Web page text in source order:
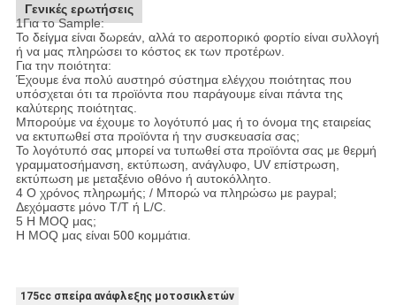
Γενικές ερωτήσεις
1Για το Sample:
Το δείγμα είναι δωρεάν, αλλά το αεροπορικό φορτίο είναι συλλογή
ή να μας πληρώσει το κόστος εκ των προτέρων.
Για την ποιότητα:
Έχουμε ένα πολύ αυστηρό σύστημα ελέγχου ποιότητας που
υπόσχεται ότι τα προϊόντα που παράγουμε είναι πάντα της
καλύτερης ποιότητας.
Μπορούμε να έχουμε το λογότυπό μας ή το όνομα της εταιρείας
να εκτυπωθεί στα προϊόντα ή την συσκευασία σας;
Το λογότυπό σας μπορεί να τυπωθεί στα προϊόντα σας με θερμή
γραμματοσήμανση, εκτύπωση, ανάγλυφο, UV επίστρωση,
εκτύπωση με μεταξένιο οθόνο ή αυτοκόλλητο.
4 Ο χρόνος πληρωμής; / Μπορώ να πληρώσω με paypal;
Δεχόμαστε μόνο T/T ή L/C.
5 Η MOQ μας;
Η MOQ μας είναι 500 κομμάτια.
175cc σπείρα ανάφλεξης μοτοσικλετών